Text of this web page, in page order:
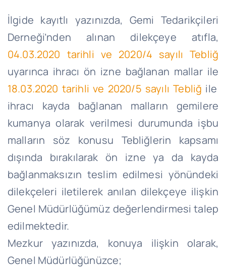
İlgide kayıtlı yazınızda, Gemi Tedarikçileri
Derneği’nden alınan dilekçeye atıfla,
04.03.2020 tarihli ve 2020/4 sayılı Tebliğ
uyarınca ihracı ön izne bağlanan mallar ile
18.03.2020 tarihli ve 2020/5 sayılı Tebliğ ile
ihracı kayda bağlanan malların gemilere
kumanya olarak verilmesi durumunda işbu
malların söz konusu Tebliğlerin kapsamı
dışında bırakılarak ön izne ya da kayda
bağlanmaksızın teslim edilmesi yönündeki
dilekçeleri iletilerek anılan dilekçeye ilişkin
Genel Müdürlüğümüz değerlendirmesi talep
edilmektedir.
Mezkur yazınızda, konuya ilişkin olarak,
Genel Müdürlüğünüzce;